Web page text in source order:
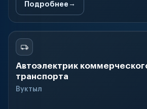
Подробнее
Автоэлектрик
транспорта
Вуктыл